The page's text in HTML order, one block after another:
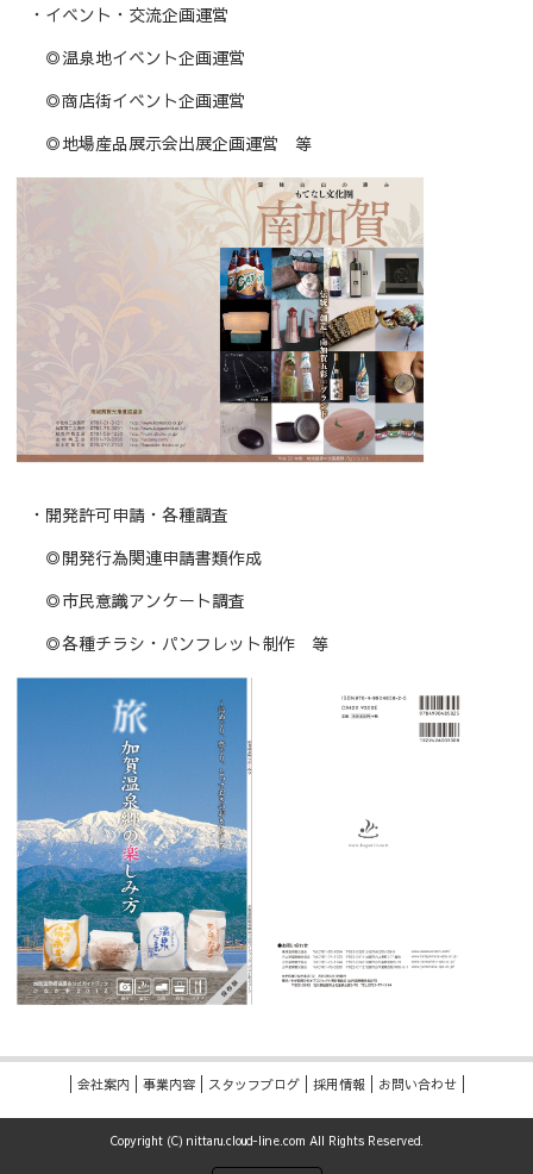
・イベント・交流企画運営
◎温泉地イベント企画運営
◎商店街イベント企画運営
◎地場産品展示会出展企画運営 等
・開発許可申請・各種調査
◎開発行為関連申請書類作成
◎市民意識アンケート調査
◎各種チラシ・パンフレット制作 等
会社案内 事業内容 スタッフブログ 採用情報 お問い合わせ
Copyright (C) nittaru.cloud-line.com All Rights Reserved.